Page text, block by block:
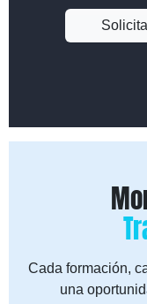
Cada formación,
una